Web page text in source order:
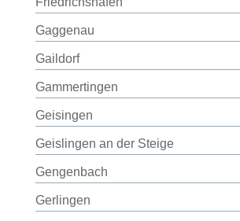
Gaggenau
Gaildorf
Gammertingen
Geisingen
Geislingen an der Steige
Gengenbach
Gerlingen